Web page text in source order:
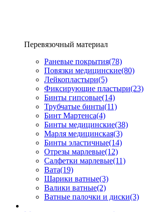
Перевязочный материал
Раневые покрытия(78)
Повязки медицинские(80)
Лейкопластыри(5)
Фиксирующие пластыри(23)
Бинты гипсовые(14)
Трубчатые бинты(11)
Бинт Мартенса(4)
Бинты медицинские(38)
Марля медицинская(3)
Бинты эластичные(14)
Отрезы марлевые(12)
Салфетки марлевые(11)
Вата(19)
Шарики ватные(3)
Валики ватные(2)
Ватные палочки и диски(3)